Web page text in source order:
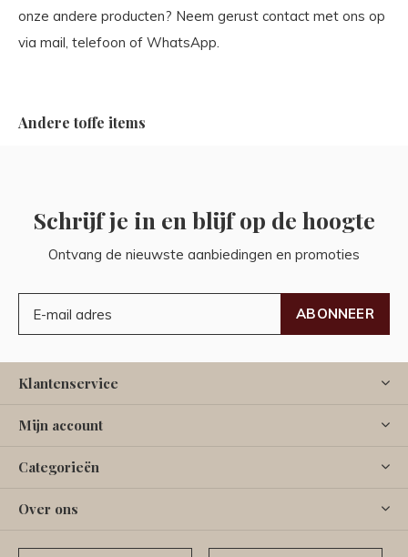
onze andere producten? Neem gerust contact met ons op
via mail, telefoon of WhatsApp.
Andere toffe items
Schrijf je in en blijf op de hoogte
Ontvang de nieuwste aanbiedingen en promoties
ABONNEER
Klantenservice
Mijn account
Categorieën
Over ons